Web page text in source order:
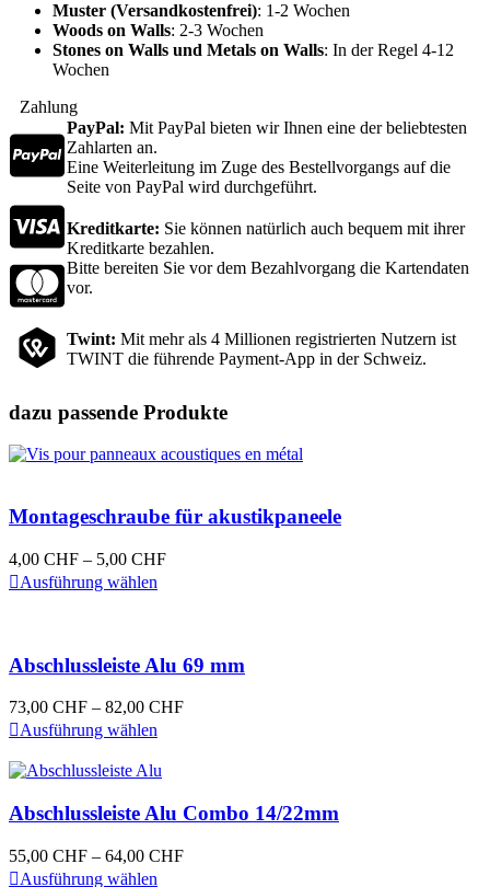
Muster (Versandkostenfrei): 1-2 Wochen
Woods on Walls: 2-3 Wochen
Stones on Walls und Metals on Walls: In der Regel 4-12
Wochen
Zahlung
PayPal: Mit PayPal bieten wir Ihnen eine der beliebtesten
Zahlarten an.
Eine Weiterleitung im Zuge des Bestellvorgangs auf die
Seite von PayPal wird durchgeführt.
Kreditkarte: Sie können natürlich auch bequem mit ihrer
Kreditkarte bezahlen.
Bitte bereiten Sie vor dem Bezahlvorgang die Kartendaten
vor.
Twint: Mit mehr als 4 Millionen registrierten Nutzern ist
TWINT die führende Payment-App in der Schweiz.
dazu passende Produkte
Montageschraube für akustikpaneele
4,00 CHF – 5,00 CHFPreisspanne:
Ausführung wählen
Varianten
auf.
Optionen
können
der
gewählt
Abschlussleiste Alu 69 mm
73,00 CHF – 82,00 CHFPreisspanne:
Ausführung wählen
weist
mehrere
Varianten
auf.
Optionen
Abschlussleiste Alu Combo 14/22mm
55,00 CHF – 64,00 CHFPreisspanne:
Ausführung wählen